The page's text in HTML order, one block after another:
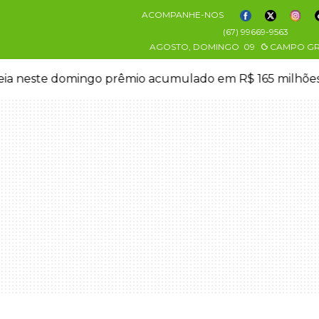
ACOMPANHE-NOS
(67) 99669-9563
AGOSTO, DOMINGO 09 CAMPO
neste domingo prêmio acumulado em R$ 165